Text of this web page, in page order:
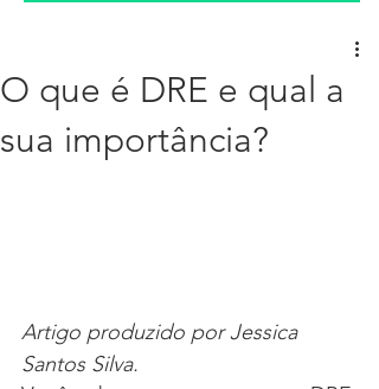
O que é DRE e qual a
sua importância?
Artigo produzido por Jessica
Santos Silva.